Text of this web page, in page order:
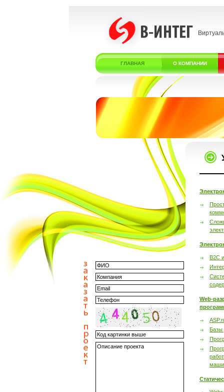
ГЛАВНАЯ О КОМПАНИИ
B2C
Web-
Базы